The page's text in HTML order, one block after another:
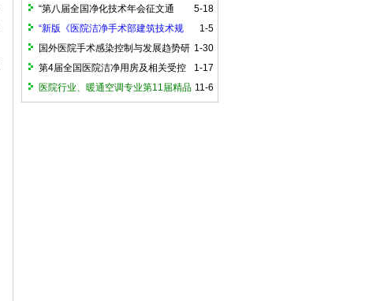
届全国净化技术年会（2025）在郑州召开
5-18
“第八届全国净化技术年会征文通
知”（投稿截止为6月下旬）
1-5
“新版《医院洁净手术部建筑技术规
范》与我们对策”的研讨会
1-30
国外医院手术感染控制与发展趋势研
讨会
1-17
第4届全国医院洁净用房及相关受控
环境建设与管理学术论坛
11-6
医院行业、暖通空调专业第11届精品